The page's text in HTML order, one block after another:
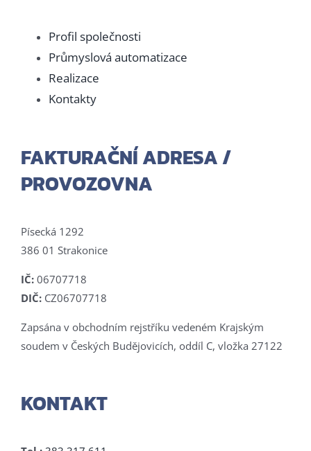
Profil společnosti
Průmyslová automatizace
Realizace
Kontakty
FAKTURAČNÍ ADRESA /
PROVOZOVNA
Písecká 1292
386 01 Strakonice
IČ: 06707718
DIČ: CZ06707718
Zapsána v obchodním rejstříku vedeném Krajským
soudem v Českých Budějovicích, oddíl C, vložka 27122
KONTAKT